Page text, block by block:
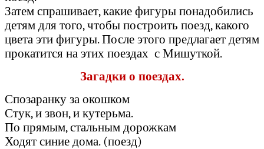
Затем спрашивает, какие фигуры понадобились
детям для того, чтобы построить поезд, какого
цвета эти фигуры. После этого предлагает детям
прокатится на этих поездах с Мишуткой.
Загадки о поездах.
Спозаранку за окошком
Стук, и звон, и кутерьма.
По прямым, стальным дорожкам
Ходят синие дома. (поезд)